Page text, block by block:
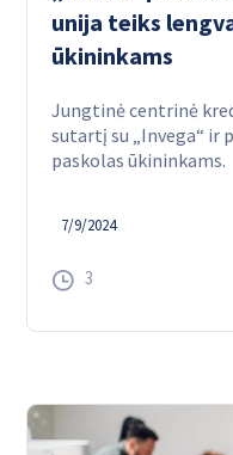
unija teiks
ūkininkams
Jungtinė centrinė
sutartį su „Invega“ ir
paskolas ūkininkams.
7/9/2024
3